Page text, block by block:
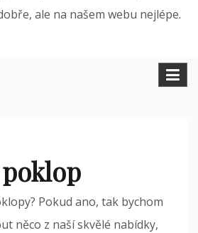
ale na našem webu nejlépe.
Pokud ano, tak bychom
něco z naší skvělé nabídky,